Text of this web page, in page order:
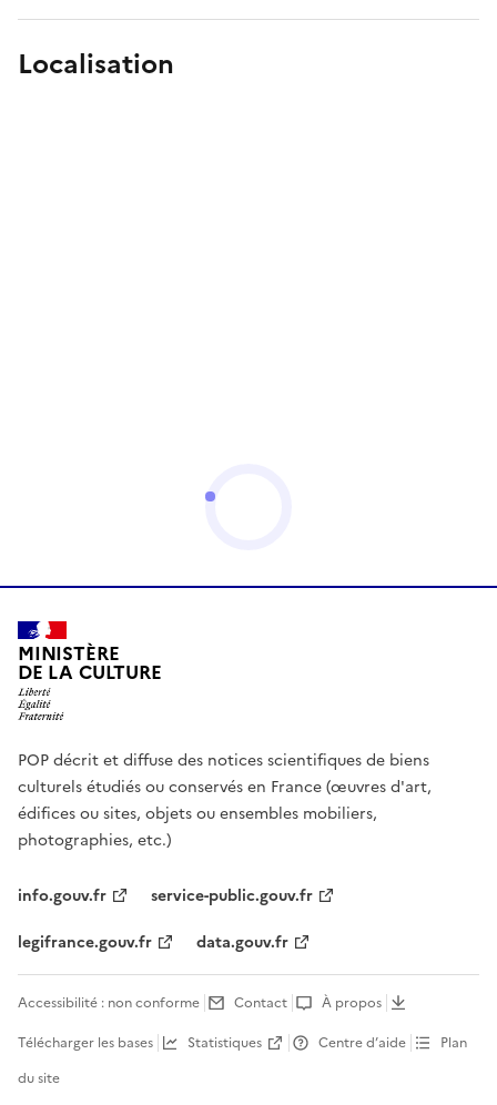
Localisation
MINISTÈRE
DE LA CULTURE
POP décrit et diffuse des notices scientifiques de biens
culturels étudiés ou conservés en France (œuvres d'art,
édifices ou sites, objets ou ensembles mobiliers,
photographies, etc.)
info.gouv.fr
service-public.gouv.fr
legifrance.gouv.fr
data.gouv.fr
Accessibilité : non conforme Contact
À propos
Télécharger les bases
Statistiques Centre d’aide
Plan
du site